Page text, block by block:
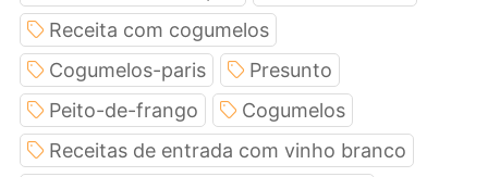
Receita com cogumelos
Cogumelos-paris
Presunto
Peito-de-frango
Cogumelos
Receitas de entrada com vinho branco